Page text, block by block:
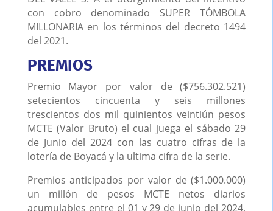
con cobro denominado SUPER TÓMBOLA
MILLONARIA en los términos del decreto 1494
del 2021.
PREMIOS
Premio Mayor por valor de ($756.302.521)
setecientos cincuenta y seis millones
trescientos dos mil quinientos veintiún pesos
MCTE (Valor Bruto) el cual juega el sábado 29
de Junio del 2024 con las cuatro cifras de la
lotería de Boyacá y la ultima cifra de la serie.
Premios anticipados por valor de ($1.000.000)
un millón de pesos MCTE netos diarios
acumulables entre el 01 y 29 de junio del 2024,